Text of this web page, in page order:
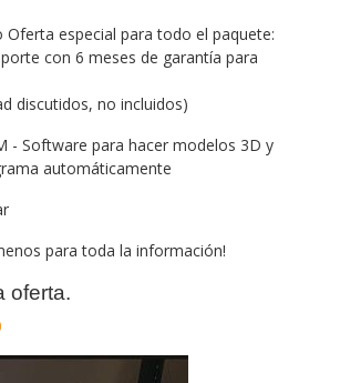
Oferta especial para todo el paquete:
con 6 meses de garantía para
discutidos, no incluidos)
- Software para hacer modelos 3D y
automáticamente
para toda la información!
oferta.